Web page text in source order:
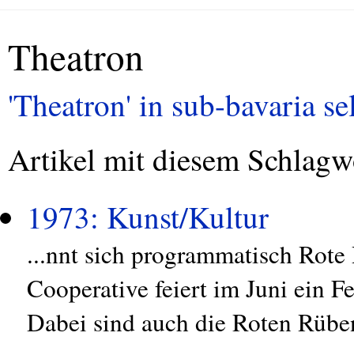
Theatron
'Theatron' in sub-bavaria
Artikel mit diesem
1973: Kunst/Kultur
...nnt sich programmatisch
Cooperative feiert im Juni ein
Dabei sind auch die Roten